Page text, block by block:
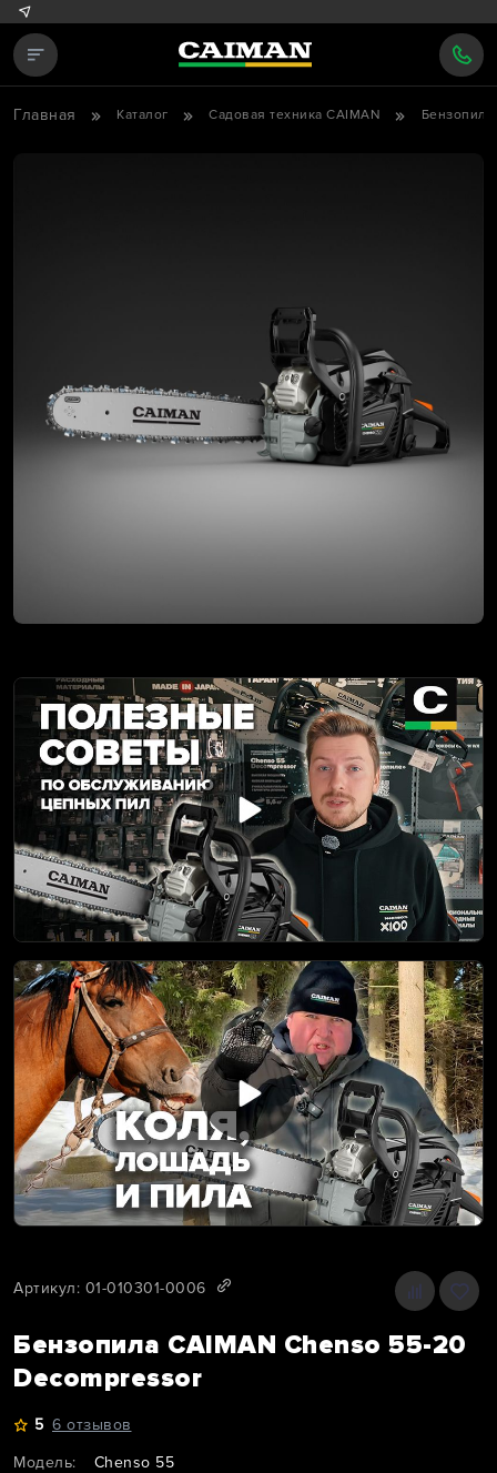
Главная Каталог Садовая техника CAIMAN Бензопилы
Артикул: 01-010301-0006
Бензопила CAIMAN Chenso 55-20
Decompressor
5 6 отзывов
Модель:
Chenso 55